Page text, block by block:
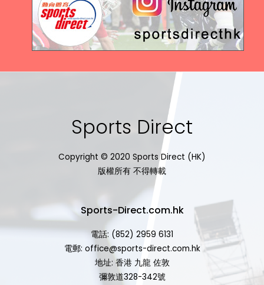
Sports Direct
Copyright © 2020 Sports Direct (HK)
版權所有 不得轉載
Sports-Direct.com.hk
電話: (852) 2959 6131
電郵: office@sports-direct.com.hk
地址: 香港 九龍 佐敦
彌敦道328-342號